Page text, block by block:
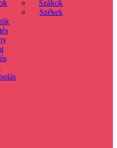
Szákok
Székek